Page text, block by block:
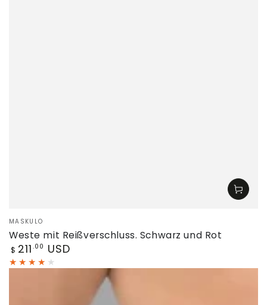
Verkäufer/in:
MASKULO
Weste mit Reißverschluss. Schwarz und Rot
Regulärer
Preis
$ 211 .00 USD